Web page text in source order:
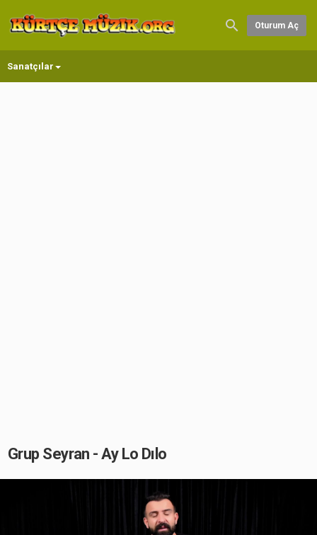
Oturum Aç
Sanatçılar
Grup Seyran - Ay Lo Dılo